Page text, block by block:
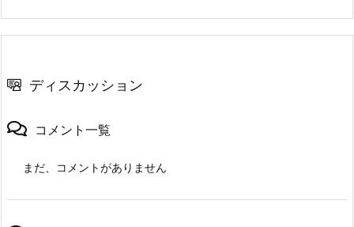
ディスカッション
コメント一覧
まだ、コメントがありません